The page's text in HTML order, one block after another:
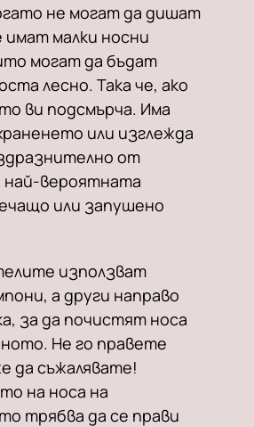
не могат да дишат
имат малки носни
могат да бъдат
лесно. Така че, ако
ви подсмърча. Има
или изглежда
от
най-вероятната
или запушено
използват
а други направо
за да почистят носа
Не го правете
да съжалявате!
на носа на
трябва да се прави